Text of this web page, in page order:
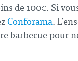
de 100€. Si
Conforama.
barbecue pour